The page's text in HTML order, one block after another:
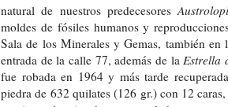
natural de nuestros predecesores
moldes de fósiles humanos y
Sala de los Minerales y Gemas, también en
entrada de la calle 77,además de la Estrella
fue robada en 1964 y más tarde
piedra de 632 quilates (126 gr.) con 12